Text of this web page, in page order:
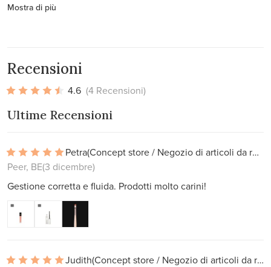
Mostra di più
Recensioni
4.6 (4 Recensioni)
Ultime Recensioni
Petra
(Concept store / Negozio di articoli da regalo)
Peer, BE(3 dicembre)
Gestione corretta e fluida. Prodotti molto carini!
Judith
(Concept store / Negozio di articoli da regalo)